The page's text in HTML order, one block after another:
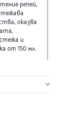
репей,
оказва
и
от 150 мл.